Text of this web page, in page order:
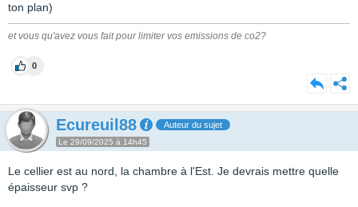
ton plan)
et vous qu'avez vous fait pour limiter vos emissions de co2?
0
Ecureuil88 Auteur du sujet
Le 29/09/2025 à 14h45
Le cellier est au nord, la chambre à l'Est. Je devrais mettre quelle
épaisseur svp ?